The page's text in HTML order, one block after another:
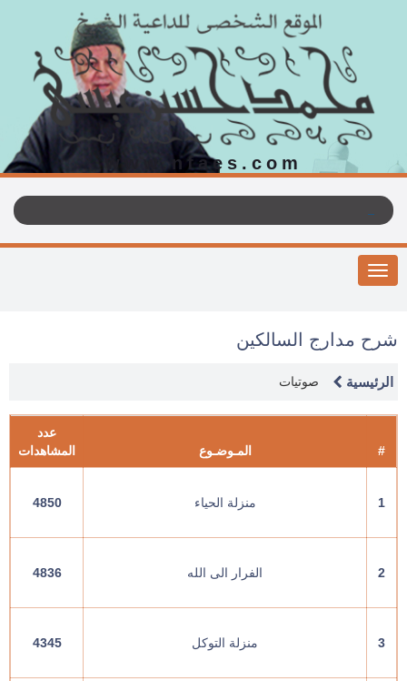
www.nfaes.com
Toggle
navigation
شرح مدارج السالكين
الرئيسية صوتيات
# المـوضـوع
عدد
المشاهدات
1 منزلة الحياء 4850
2 الفرار الى الله 4836
3 منزلة التوكل 4345